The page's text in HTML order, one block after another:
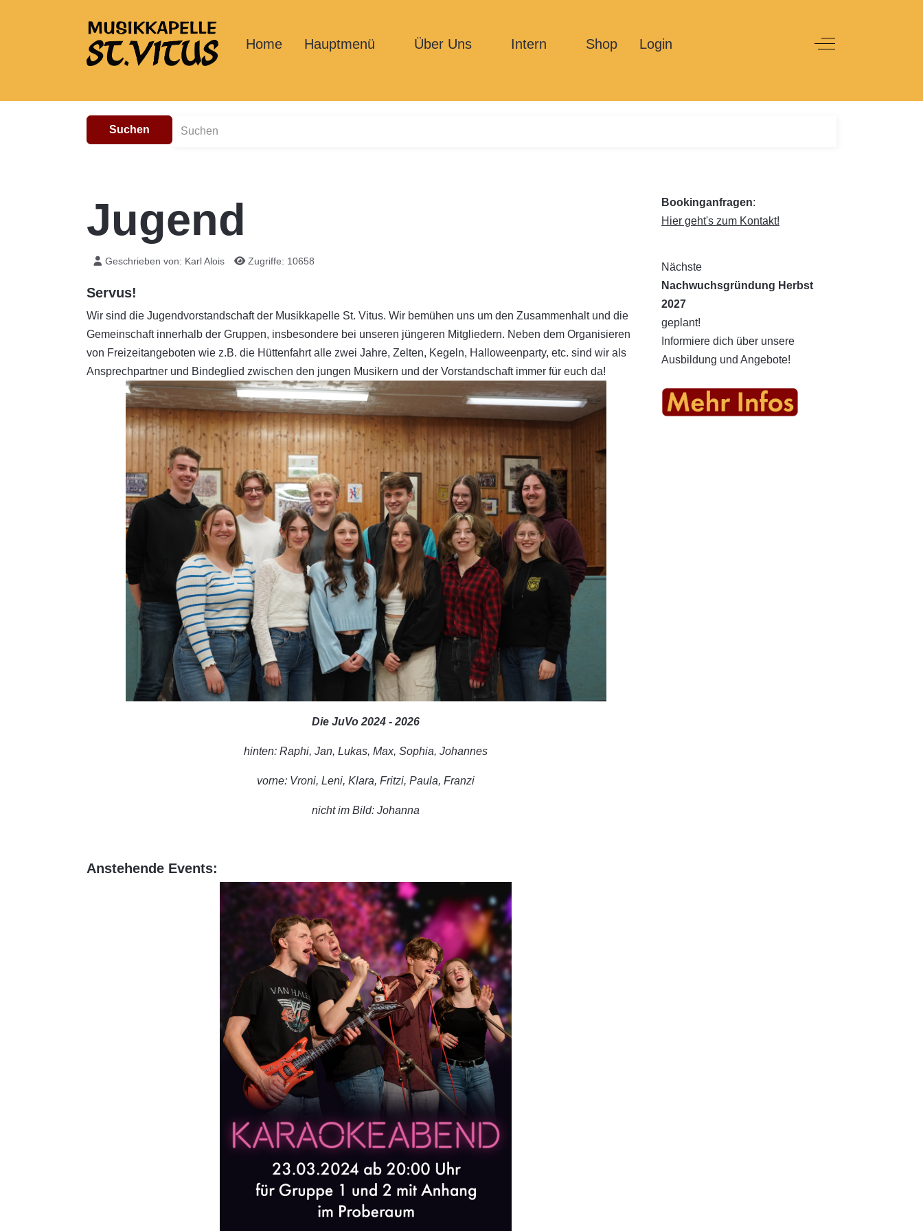
Home Hauptmenü Über Uns Intern Shop Login Off-Canvas Toggle
Suchen
Jugend
Geschrieben von: Karl Alois Zugriffe: 10658
Servus!
Wir sind die Jugendvorstandschaft der Musikkapelle St. Vitus. Wir bemühen uns um den Zusammenhalt und die
Gemeinschaft innerhalb der Gruppen, insbesondere bei unseren jüngeren Mitgliedern. Neben dem Organisieren
von Freizeitangeboten wie z.B. die Hüttenfahrt alle zwei Jahre, Zelten, Kegeln, Halloweenparty, etc. sind wir als
Ansprechpartner und Bindeglied zwischen den jungen Musikern und der Vorstandschaft immer für euch da!
Die JuVo 2024 - 2026
hinten: Raphi, Jan, Lukas, Max, Sophia, Johannes
vorne: Vroni, Leni, Klara, Fritzi, Paula, Franzi
nicht im Bild: Johanna
Anstehende Events:
Bookinganfragen:
Hier geht's zum Kontakt!
Nächste
Nachwuchsgründung Herbst
2027
geplant!
Informiere dich über unsere
Ausbildung und Angebote!